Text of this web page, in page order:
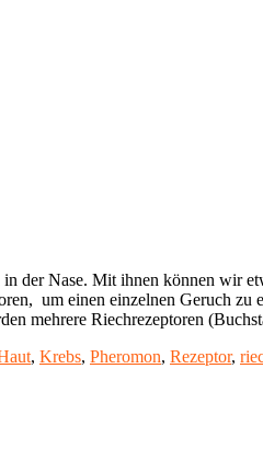
der Nase. Mit ihnen können wir
um einen einzelnen Geruch
mehrere Riechrezeptoren
, Krebs, Pheromon, Rezeptor,